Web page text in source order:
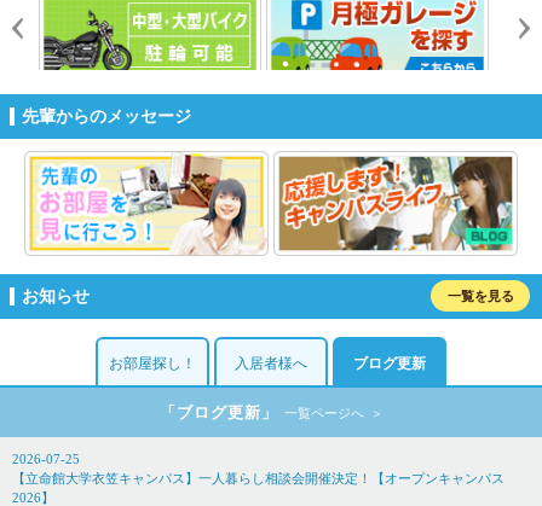
prev
先輩からのメッセージ
お知らせ 一覧を見る
お部屋探し！ 入居者様へ ブログ更新
「ブログ更新」 一覧ページへ
2026-07-25
【立命館大学衣笠キャンパス】一人暮らし相談会開催決定！【オープンキャンパス
2026】